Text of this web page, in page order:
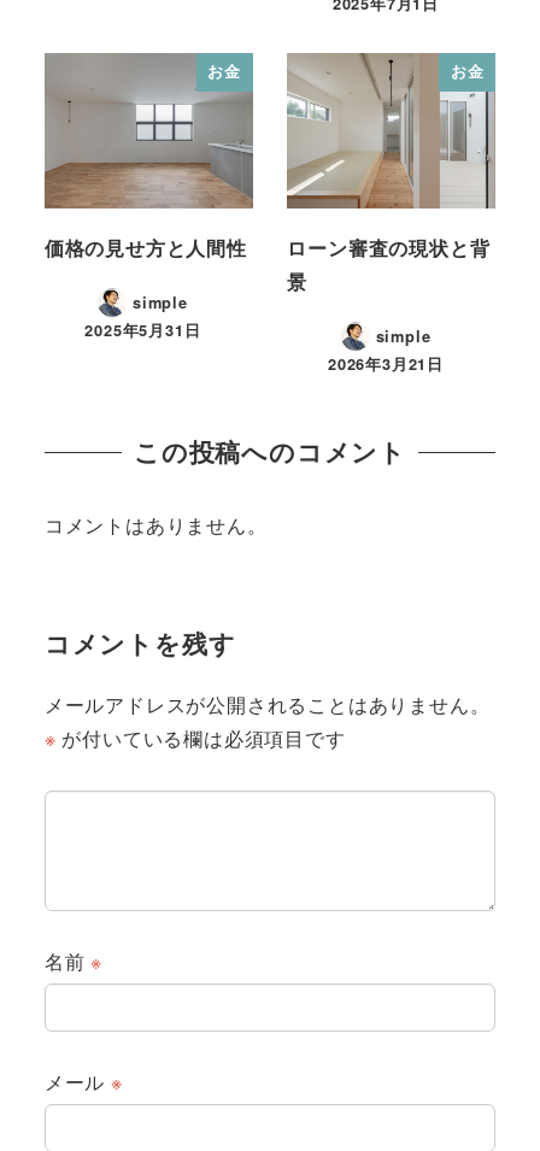
お金
価格の見せ方と人間性
simple
2025年5月31日
お金
ローン審査の現状と背
景
simple
2026年3月21日
この投稿へのコメント
コメントはありません。
コメントを残す
メールアドレスが公開されることはありません。
※ が付いている欄は必須項目です
名前※
メール ※